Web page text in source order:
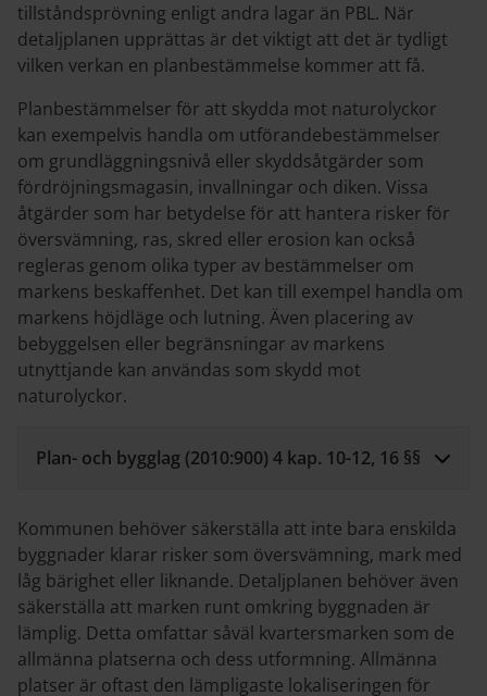
tillståndsprövning enligt andra lagar än PBL. När
detaljplanen upprättas är det viktigt att det är tydligt
vilken verkan en planbestämmelse kommer att få.
Planbestämmelser för att skydda mot naturolyckor
kan exempelvis handla om utförandebestämmelser
om grundläggningsnivå eller skyddsåtgärder som
fördröjningsmagasin, invallningar och diken. Vissa
åtgärder som har betydelse för att hantera risker för
översvämning, ras, skred eller erosion kan också
regleras genom olika typer av bestämmelser om
markens beskaffenhet. Det kan till exempel handla om
markens höjdläge och lutning. Även placering av
bebyggelsen eller begränsningar av markens
utnyttjande kan användas som skydd mot
naturolyckor.
Plan- och bygglag (2010:900) 4 kap. 10-12, 16 §§
Kommunen behöver säkerställa att inte bara enskilda
byggnader klarar risker som översvämning, mark med
låg bärighet eller liknande. Detaljplanen behöver även
säkerställa att marken runt omkring byggnaden är
lämplig. Detta omfattar såväl kvartersmarken som de
allmänna platserna och dess utformning. Allmänna
platser är oftast den lämpligaste lokaliseringen för